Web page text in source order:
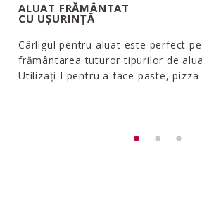
ALUAT FRĂMÂNTAT
CU UȘURINȚĂ
Cârligul pentru aluat este perfect
frământarea tuturor tipurilor de
Utilizați-l pentru a face paste, pizza